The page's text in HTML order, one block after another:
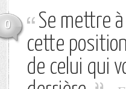
0
Se mettre
cette
de celui qui